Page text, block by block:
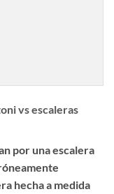
vs escaleras
por una escalera
hecha a medida